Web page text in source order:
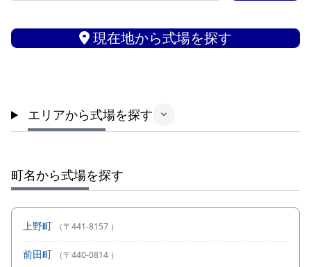
現在地から式場を探す
エリアから式場を探す
町名から式場を探す
上野町 （〒441-8157 ）
前田町 （〒440-0814 ）